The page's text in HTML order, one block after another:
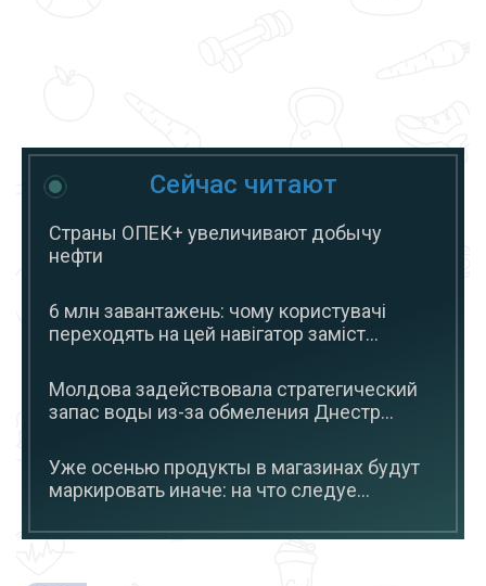
Сейчас читают
Страны ОПЕК+ увеличивают добычу
нефти
6 млн завантажень: чому користувачі
переходять на цей навігатор заміст...
Молдова задействовала стратегический
запас воды из-за обмеления Днестр...
Уже осенью продукты в магазинах будут
маркировать иначе: на что следуе...